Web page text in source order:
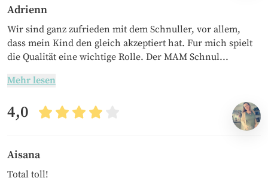
Adrienn
Wir sind ganz zufrieden mit dem Schnuller, vor allem,
dass mein Kind den gleich akzeptiert hat. Fur mich spielt
die Qualität eine wichtige Rolle. Der MAM Schnul...
Mehr lesen
4,0
Aisana
Total toll!